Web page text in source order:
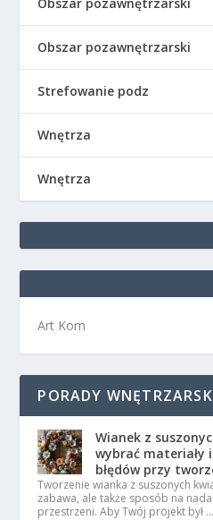
Obszar pozawnętrzarski
Strefowanie podz
Wnętrza
Wnętrza
Art Kom
PORADY
Wianek z
wybrać materiały
błędów przy
Tworzenie wianka z suszonych
zabawa, ale także sposób na
przestrzeni. Aby Twój projekt był …